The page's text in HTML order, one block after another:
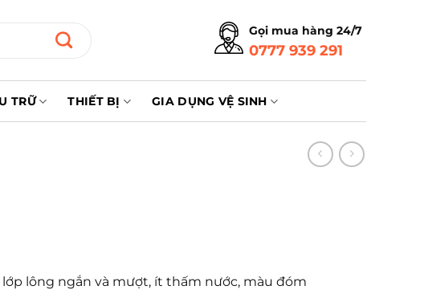
Gọi mua hàng 24/7
0777 939 291
TRỮ THIẾT BỊ GIA DỤNG VỆ SINH
lớp lông ngắn và mượt, ít thấm nước, màu đóm